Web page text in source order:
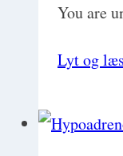
You are
Lyt og